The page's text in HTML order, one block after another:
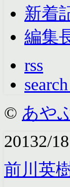
新着
編集
rss
© あや
20132/18
前川英